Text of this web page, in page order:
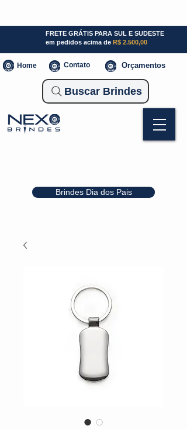
Brindes Dia dos Pais
FRETE GRÁTIS PARA SUL E SUDESTE
em pedidos acima de R$ 2.500,00
Home Contato Orçamentos
Buscar Brindes